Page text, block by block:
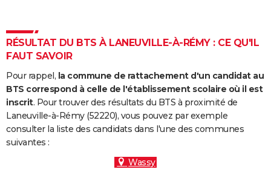
Dictionnaire
Biographies
Citations
Expressions
Proverbes
PROGRAMME TV
S'inscrire
Se connecter
Lycées
Collèges
Primaires
Universités
Entreprises
Service militaire
Avis de recherche
AVIS DE DÉCÈS
FORUM
Bricolage
Lifestyle
Culture
Sport
Auto
Television
Voyage
Cinema
RÉSULTAT DU BTS À LANEUVILLE-À-RÉMY : CE QU'IL
FAUT SAVOIR
Pour rappel, la commune de rattachement d'un candidat au
BTS correspond à celle de l'établissement scolaire où il est
inscrit. Pour trouver des résultats du BTS à proximité de
Laneuville-à-Rémy (52220), vous pouvez par exemple
consulter la liste des candidats dans l'une des communes
suivantes :
Wassy